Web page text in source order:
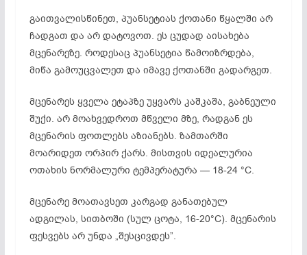
გაითვალისწინეთ, პუანსეტიას ქოთანი წყალში არ
ჩადგათ და არ დატოვოთ. ეს ცუდად აისახება
მცენარეზე. როდესაც პუანსეტია წამოიზრდება,
მიწა გამოუცვალეთ და იმავე ქოთანში გადარგეთ.
მცენარეს ყველა ეტაპზე უყვარს კაშკაშა, გაბნეული
შუქი. არ მოახვედროთ მწველი მზე, რადგან ეს
მცენარის ფოთლებს აზიანებს. ზამთარში
მოარიდეთ ორპირ ქარს. მისთვის იდეალურია
ოთახის ნორმალური ტემპერატურა — 18-24 °C.
მცენარე მოათავსეთ კარგად განათებულ
ადგილას, სითბოში (სულ ცოტა, 16-20°C). მცენარის
ფესვებს არ უნდა „შესცივდეს”.